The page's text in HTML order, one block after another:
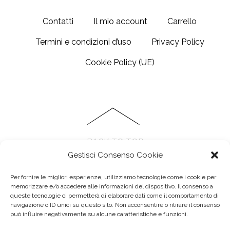
Gestisci Consenso Cookie
Per fornire le migliori esperienze, utilizziamo tecnologie come i cookie per
memorizzare e/o accedere alle informazioni del dispositivo. Il consenso a
queste tecnologie ci permetterà di elaborare dati come il comportamento di
navigazione o ID unici su questo sito. Non acconsentire o ritirare il consenso
può influire negativamente su alcune caratteristiche e funzioni.
€20.00
a
più
varianti.
opzioni
scelte
nella
pagina
del
Contatti Il mio account Carrello
Termini e condizioni d’uso Privacy Policy
Cookie Policy (UE)
BACK TO TOP